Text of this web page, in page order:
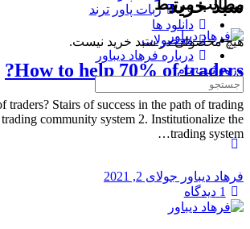
سبد خرید
هیچ محصولی در سبد خرید نیست.
ورود ثبت نام
ربات پاور ترند
دانلود ها
محصولات
درباره فرهاد دیباور
جست
جو
برای:
مطالب مرتبط
How to help 70% of traders?
traders? Stairs of success in the path of trading
community system 2. Institutionalize the
trading system…
فرهاد دیباور جولای 2, 2021
1 دیدگاه